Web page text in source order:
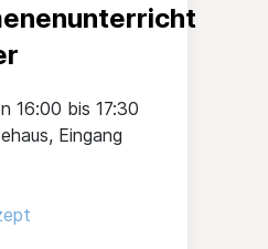
16:00 bis 17:30
Eingang